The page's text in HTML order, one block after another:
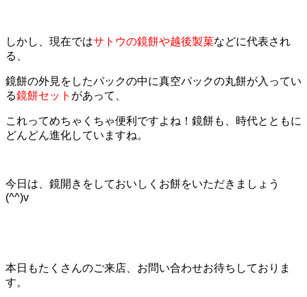
しかし、現在ではサトウの鏡餅や越後製菓などに代表され
る、
鏡餅の外見をしたパックの中に真空パックの丸餅が入ってい
る鏡餅セット があって、
これってめちゃくちゃ便利ですよね！鏡餅も、時代とともに
どんどん進化していますね。
今日は、鏡開きをしておいしくお餅をいただきましょう
(^^)v
本日もたくさんのご来店、お問い合わせお待ちしておりま
す。